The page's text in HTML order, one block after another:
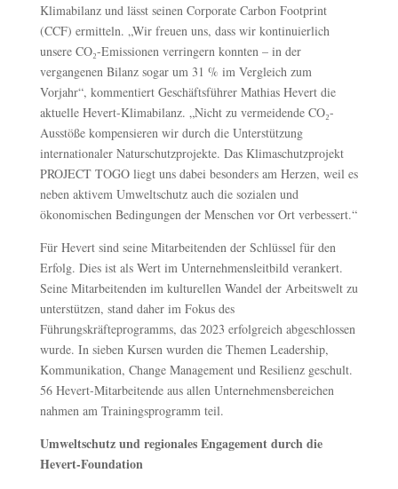
Klimabilanz und lässt seinen Corporate Carbon Footprint
(CCF) ermitteln. „Wir freuen uns, dass wir kontinuierlich
unsere CO₂-Emissionen verringern konnten – in der
vergangenen Bilanz sogar um 31 % im Vergleich zum
Vorjahr“, kommentiert Geschäftsführer Mathias Hevert die
aktuelle Hevert-Klimabilanz. „Nicht zu vermeidende CO₂-
Ausstöße kompensieren wir durch die Unterstützung
internationaler Naturschutzprojekte. Das Klimaschutzprojekt
PROJECT TOGO liegt uns dabei besonders am Herzen, weil es
neben aktivem Umweltschutz auch die sozialen und
ökonomischen Bedingungen der Menschen vor Ort verbessert.“
Für Hevert sind seine Mitarbeitenden der Schlüssel für den
Erfolg. Dies ist als Wert im Unternehmensleitbild verankert.
Seine Mitarbeitenden im kulturellen Wandel der Arbeitswelt zu
unterstützen, stand daher im Fokus des
Führungskräfteprogramms, das 2023 erfolgreich abgeschlossen
wurde. In sieben Kursen wurden die Themen Leadership,
Kommunikation, Change Management und Resilienz geschult.
56 Hevert-Mitarbeitende aus allen Unternehmensbereichen
nahmen am Trainingsprogramm teil.
Umweltschutz und regionales Engagement durch die
Hevert-Foundation